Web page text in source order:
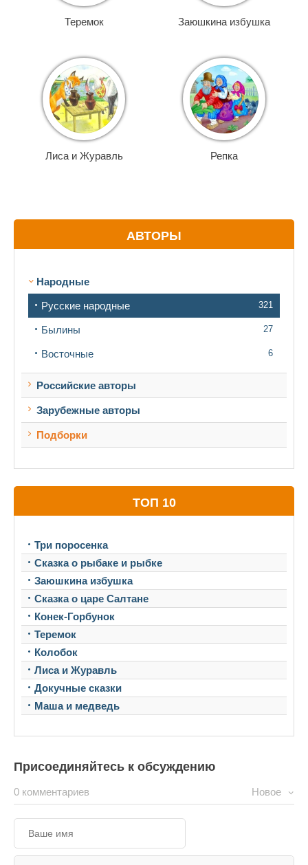
Теремок Заюшкина избушка
Лиса и Журавль Репка
АВТОРЫ
Народные
Русские народные 321
Былины 27
Восточные 6
Российские авторы
Зарубежные авторы
Подборки
ТОП 10
Три поросенка
Сказка о рыбаке и рыбке
Заюшкина избушка
Сказка о царе Салтане
Конек-Горбунок
Теремок
Колобок
Лиса и Журавль
Докучные сказки
Маша и медведь
Присоединяйтесь к обсуждению
0 комментариев Новое